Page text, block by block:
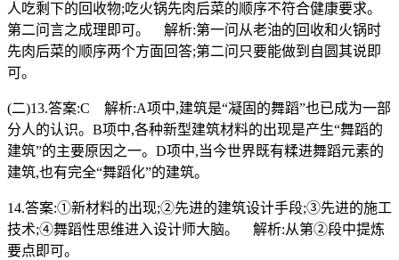
人吃剩下的回收物;吃火锅先肉后菜的顺序不符合健康要求。
第二问言之成理即可。 解析:第一问从老油的回收和火锅时
先肉后菜的顺序两个方面回答;第二问只要能做到自圆其说即
可。
(二)13.答案:C 解析:A项中,建筑是“凝固的舞蹈”也已成为一部
分人的认识。B项中,各种新型建筑材料的出现是产生“舞蹈的
建筑”的主要原因之一。D项中,当今世界既有糅进舞蹈元素的
建筑,也有完全“舞蹈化”的建筑。
14.答案:①新材料的出现;②先进的建筑设计手段;③先进的施工
技术;④舞蹈性思维进入设计师大脑。 解析:从第②段中提炼
要点即可。